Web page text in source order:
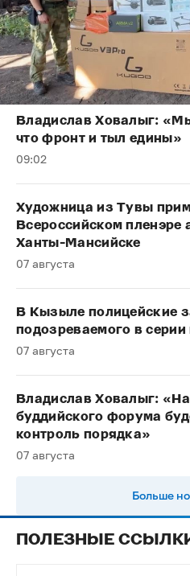
Владислав Ховалыг:
что фронт и тыл едины»
09:02
Художница из Тувы
Всероссийском пленэре
Ханты-Мансийске
07 августа
В Кызыле полицейские
подозреваемого в
07 августа
Владислав Ховалыг:
буддийского форума
контроль порядка»
07 августа
Больше
ПОЛЕЗНЫЕ